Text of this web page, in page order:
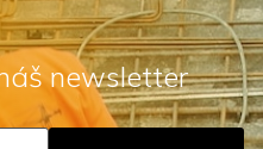
newsletter